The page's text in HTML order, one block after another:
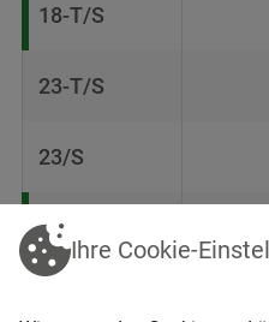
18-T/S
23-T/S
23/S
30/S
Ihre Cookie-